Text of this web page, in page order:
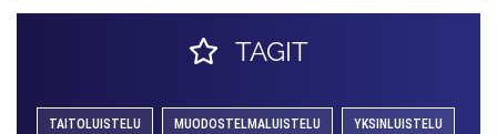
TAGIT
TAITOLUISTELU MUODOSTELMALUISTELU YKSINLUISTELU